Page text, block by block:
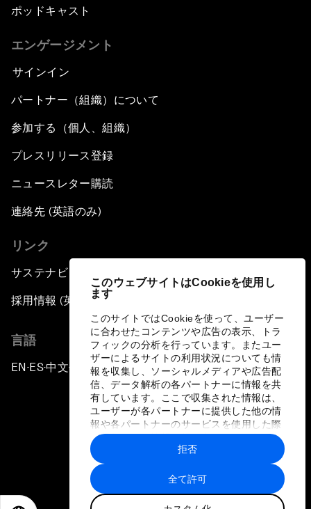
このウェブサイトはCookieを使用し
ます
このサイトではCookieを使って、ユーザー
に合わせたコンテンツや広告の表示、トラ
フィックの分析を行っています。またユー
ザーによるサイトの利用状況についても情
報を収集し、ソーシャルメディアや広告配
信、データ解析の各パートナーに情報を共
有しています。ここで収集された情報は、
ユーザーが各パートナーに提供した他の情
報や各パートナーのサービスを使用した際
に収集された情報と組み合わされ、各パー
トナーによって使用されることがありま
す。
全て許可
拒否
ポッドキャスト
エンゲージメント
サインイン
パートナー（組織）について
参加する（個人、組織）
プレスリリース登録
ニュースレター購読
連絡先 (英語のみ)
リンク
サステナビリティへの取り組み
採用情報 (英語のみ)
言語
EN ▪ ES▪中文▪ 日本語
プライバシーポリシーと利用規約
サイトマップ